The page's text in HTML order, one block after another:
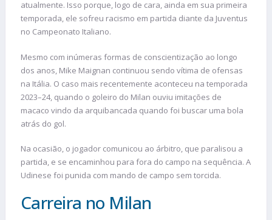
atualmente. Isso porque, logo de cara, ainda em sua primeira
temporada, ele sofreu racismo em partida diante da Juventus
no Campeonato Italiano.
Mesmo com inúmeras formas de conscientização ao longo
dos anos, Mike Maignan continuou sendo vítima de ofensas
na Itália. O caso mais recentemente aconteceu na temporada
2023–24, quando o goleiro do Milan ouviu imitações de
macaco vindo da arquibancada quando foi buscar uma bola
atrás do gol.
Na ocasião, o jogador comunicou ao árbitro, que paralisou a
partida, e se encaminhou para fora do campo na sequência. A
Udinese foi punida com mando de campo sem torcida.
Carreira no Milan